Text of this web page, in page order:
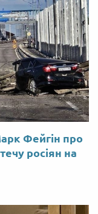
Фейгін про
росіян на